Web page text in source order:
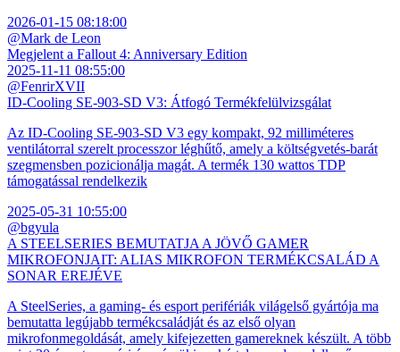
2026-01-15 08:18:00
@Mark de Leon
Megjelent a Fallout 4: Anniversary Edition
2025-11-11 08:55:00
@FenrirXVII
ID-Cooling SE-903-SD V3: Átfogó Termékfelülvizsgálat
Az ID-Cooling SE-903-SD V3 egy kompakt, 92 milliméteres
ventilátorral szerelt processzor léghűtő, amely a költségvetés-barát
szegmensben pozicionálja magát. A termék 130 wattos TDP
támogatással rendelkezik
2025-05-31 10:55:00
@bgyula
A STEELSERIES BEMUTATJA A JÖVŐ GAMER
MIKROFONJAIT: ALIAS MIKROFON TERMÉKCSALÁD A
SONAR EREJÉVE
A SteelSeries, a gaming- és esport perifériák világelső gyártója ma
bemutatta legújabb termékcsaládját és az első olyan
mikrofonmegoldását, amely kifejezetten gamereknek készült. A több